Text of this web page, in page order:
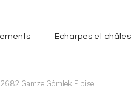
Echarpes et châles
Gamze Gömlek Elbise